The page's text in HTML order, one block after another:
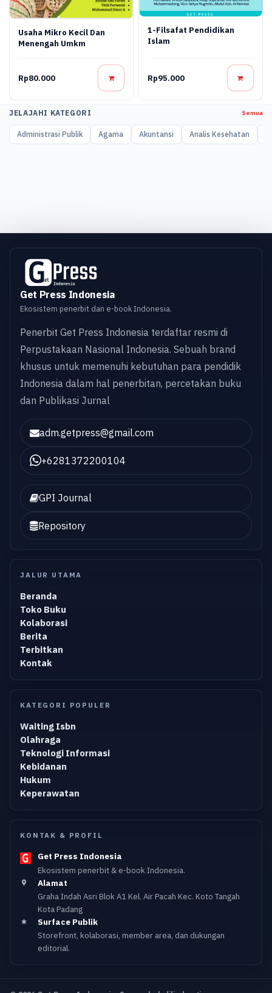
Usaha Mikro Kecil Dan
Menengah Umkm
Rp80.000
1-Filsafat Pendidikan
Islam
Rp95.000
JELAJAHI KATEGORI Semua
Administrasi Publik Agama Akuntansi Analis Kesehatan
Get Press Indonesia
Ekosistem penerbit dan e-book Indonesia.
Penerbit Get Press Indonesia terdaftar resmi di
Perpustakaan Nasional Indonesia. Sebuah brand
khusus untuk memenuhi kebutuhan para pendidik
Indonesia dalam hal penerbitan, percetakan buku
dan Publikasi Jurnal
adm.getpress@gmail.com
+6281372200104
GPI Journal
Repository
JALUR UTAMA
Beranda
Toko Buku
Kolaborasi
Berita
Terbitkan
Kontak
KATEGORI POPULER
Waiting Isbn
Olahraga
Teknologi Informasi
Kebidanan
Hukum
Keperawatan
KONTAK & PROFIL
Get Press Indonesia
Ekosistem penerbit & e-book Indonesia.
Alamat
Graha Indah Asri Blok A1 Kel. Air Pacah Kec. Koto Tangah
Kota Padang
Surface Publik
Storefront, kolaborasi, member area, dan dukungan
editorial.